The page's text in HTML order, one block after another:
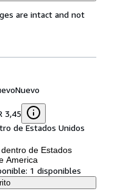
are intact and not
Nuevo
3,45
de Estados Unidos
de Estados
America
1 disponibles